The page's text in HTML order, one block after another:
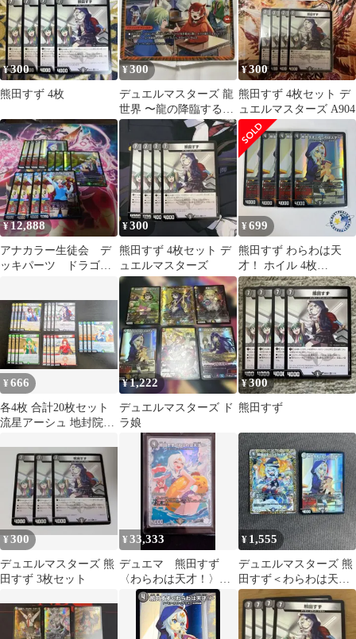
¥300
熊田すず 4枚
¥300
デュエルマスターズ 龍
世界 〜龍の降臨する
地〜
¥300
熊田すず 4枚セット デ
ュエルマスターズ A904
¥12,888
アナカラー生徒会 デ
ッキパーツ ドラゴン
¥300
熊田すず 4枚セット デ
ュエルマスターズ
¥699
熊田すず わらわは天
才！ ホイル 4枚
[DM26EX3]
¥666
各4枚 合計20枚セット
流星アーシュ 地封院ギ
ァ・K・ゼオス 熊田す
ず M26080704
¥1,222
デュエルマスターズ ド
ラ娘
¥300
熊田すず
¥300
デュエルマスターズ 熊
田すず 3枚セット
¥33,333
デュエマ 熊田すず
〈わらわは天才！〉
ダイヤモンドトレジャ
¥ 1,555
デュエルマスターズ 熊
田すず＜わらわは天
才！＞